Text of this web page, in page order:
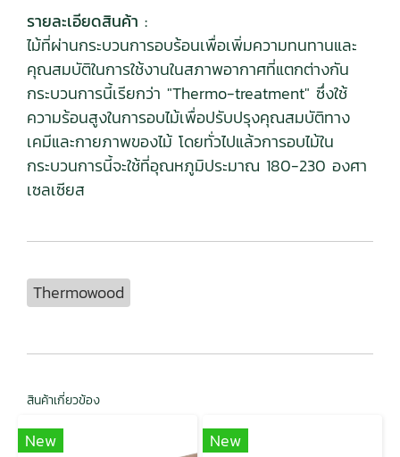
รายละเอียดสินค้า :
ไม้ที่ผ่านกระบวนการอบร้อนเพื่อเพิ่มความทนทานและ
คุณสมบัติในการใช้งานในสภาพอากาศที่แตกต่างกัน
กระบวนการนี้เรียกว่า "Thermo-treatment" ซึ่งใช้
ความร้อนสูงในการอบไม้เพื่อปรับปรุงคุณสมบัติทาง
เคมีและกายภาพของไม้ โดยทั่วไปแล้วการอบไม้ใน
กระบวนการนี้จะใช้ที่อุณหภูมิประมาณ 180-230 องศา
เซลเซียส
Thermowood
สินค้าเกี่ยวข้อง
New New